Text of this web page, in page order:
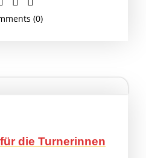
(0)
die Turnerinnen